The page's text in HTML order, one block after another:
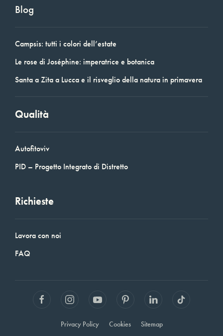
Blog
Campsis: tutti i colori dell’estate
Le rose di Joséphine: imperatrice e botanica
Santa a Zita a Lucca e il risveglio della natura in primavera
Qualità
Autofitoviv
PID – Progetto Integrato di Distretto
Richieste
Lavora con noi
FAQ
Privacy Policy Cookies Sitemap